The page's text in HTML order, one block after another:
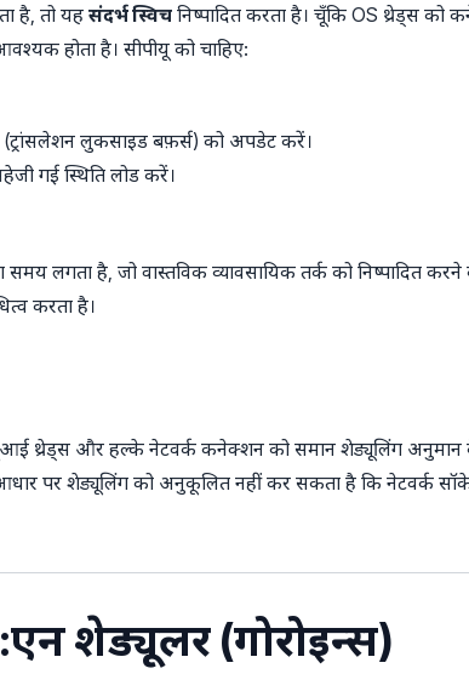
है, तो यह संदर्भ स्विच निष्पादित करता है। चूँकि OS थ्रेड्स को
होता है। सीपीयू को चाहिए:
लुकसाइड बफ़र्स) को अपडेट करें।
गई स्थिति लोड करें।
समय लगता है, जो वास्तविक व्यावसायिक तर्क को निष्पादित
करता है।
थ्रेड्स और हल्के नेटवर्क कनेक्शन को समान शेड्यूलिंग अनुमान
पर शेड्यूलिंग को अनुकूलित नहीं कर सकता है कि नेटवर्क
शेड्यूलर (गोरोइन्स)